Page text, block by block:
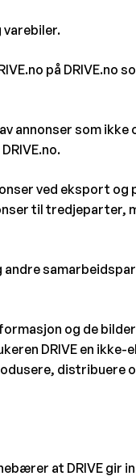
varebiler.
på DRIVE.no
annonser som ikke
ved eksport og
til tredjeparter,
andre
og de
DRIVE en ikke-
distribuere
at DRIVE gir